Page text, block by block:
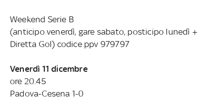
Weekend Serie B
(anticipo venerdì, gare sabato, posticipo lunedì +
Diretta Gol) codice ppv 979797
Venerdì 11 dicembre
ore 20.45
Padova-Cesena 1-0